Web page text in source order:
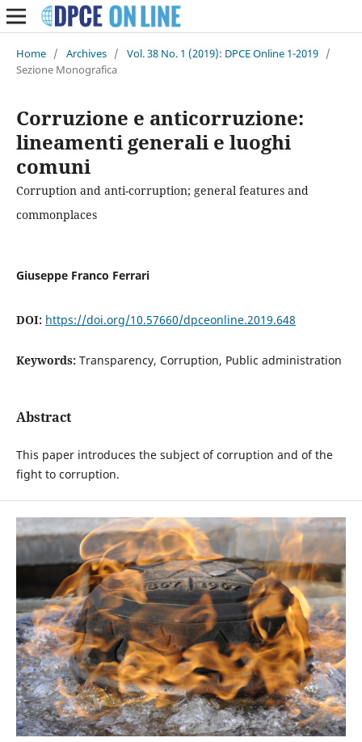
Home / Archives / Vol. 38 No. 1 (2019): DPCE Online 1-2019 /
Sezione Monografica
Corruzione e anticorruzione:
lineamenti generali e luoghi
comuni
Corruption and anti-corruption; general features and
commonplaces
Giuseppe Franco Ferrari
DOI: https://doi.org/10.57660/dpceonline.2019.648
Keywords: Transparency, Corruption, Public administration
Abstract
This paper introduces the subject of corruption and of the
fight to corruption.